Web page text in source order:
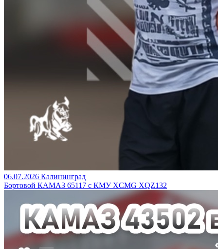
06.07.2026 Калининград
Бортовой КАМАЗ 65117 с КМУ XCMG XQZ132